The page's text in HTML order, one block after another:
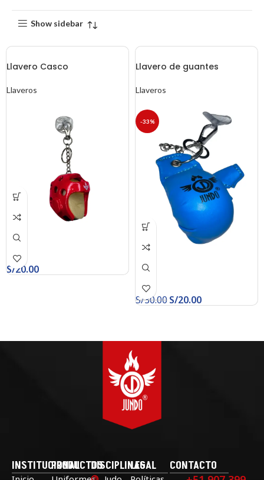
Show sidebar
Llavero Casco
Llaveros
S/20.00
-33%
Llavero de guantes
Llaveros
S/30.00S/20.00
INSTITUCIONAL
PRODUCTOSDISCIPLINAS
LEGAL CONTACTO